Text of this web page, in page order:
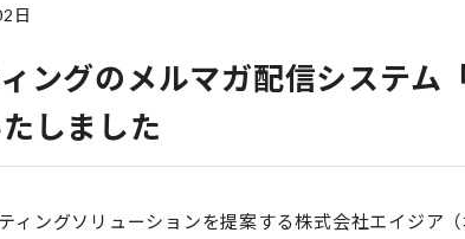
日
ングのメルマガ配信システム
しました
ィングソリューションを提案する株式会社エイジア